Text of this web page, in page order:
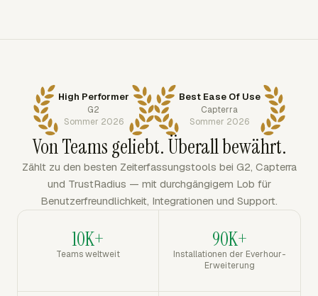
High Performer
G2
Sommer 2026
Best Ease Of Use
Capterra
Sommer 2026
Von Teams geliebt. Überall bewährt.
Zählt zu den besten Zeiterfassungstools bei G2, Capterra
und TrustRadius — mit durchgängigem Lob für
Benutzerfreundlichkeit, Integrationen und Support.
10K+
Teams weltweit
90K+
Installationen der Everhour-
Erweiterung